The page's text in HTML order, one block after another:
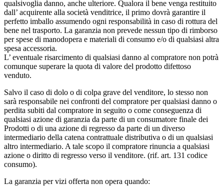
qualsivoglia danno, anche ulteriore. Qualora il bene venga restituito
dall’ acquirente alla società venditrice, il primo dovrà garantire il
perfetto imballo assumendo ogni responsabilità in caso di rottura del
bene nel trasporto. La garanzia non prevede nessun tipo di rimborso
per spese di manodopera e materiali di consumo e/o di qualsiasi altra
spesa accessoria.
L’ eventuale risarcimento di qualsiasi danno al compratore non potrà
comunque superare la quota di valore del prodotto difettoso
venduto.
Salvo il caso di dolo o di colpa grave del venditore, lo stesso non
sarà responsabile nei confronti del compratore per qualsiasi danno o
perdita subiti dal compratore in seguito o come conseguenza di
qualsiasi azione di garanzia da parte di un consumatore finale dei
Prodotti o di una azione di regresso da parte di un diverso
intermediario della catena contrattuale distributiva o di un qualsiasi
altro intermediario. A tale scopo il compratore rinuncia a qualsiasi
azione o diritto di regresso verso il venditore. (rif. art. 131 codice
consumo).
La garanzia per vizi offerta non opera quando: